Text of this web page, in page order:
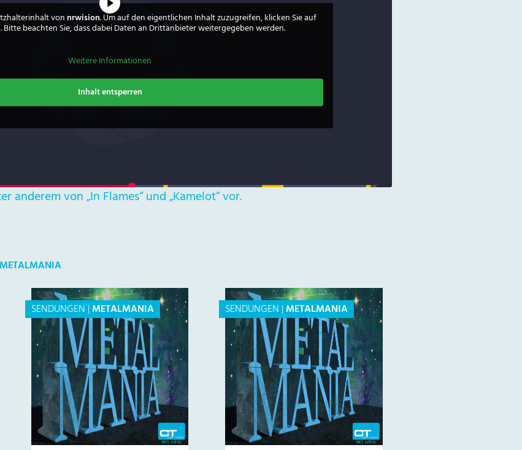
vonnrwision. Um auf den eigentlichen Inhalt zuzugreifen, klicken Sie auf
beachten Sie, dass dabei Daten an Drittanbieter weitergegeben werden.
Weitere Informationen
Inhalt entsperren
von „In Flames“ und „Kamelot“ vor.
METALMANIA
SENDUNGEN |METALMANIA SENDUNGEN |METALMANIA